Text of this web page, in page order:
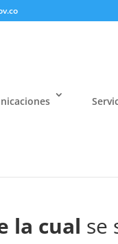
la cual se